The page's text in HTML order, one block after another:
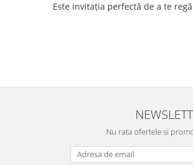
Este invitația perfectă de a te
Nu rata ofertele si